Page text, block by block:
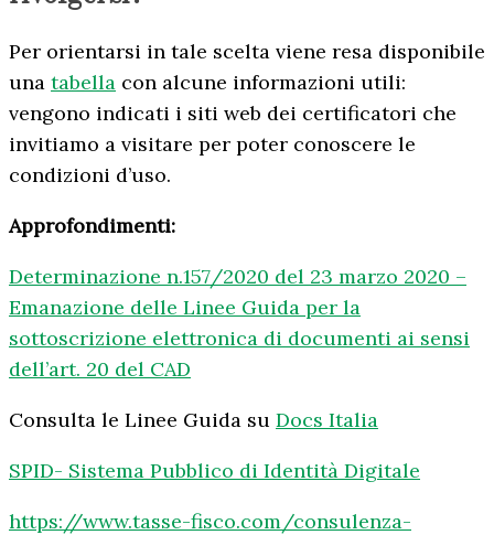
Per orientarsi in tale scelta viene resa disponibile
una tabella con alcune informazioni utili:
vengono indicati i siti web dei certificatori che
invitiamo a visitare per poter conoscere le
condizioni d’uso.
Approfondimenti:
Determinazione n.157/2020 del 23 marzo 2020 –
Emanazione delle Linee Guida per la
sottoscrizione elettronica di documenti ai sensi
dell’art. 20 del CAD
Consulta le Linee Guida su Docs Italia
SPID- Sistema Pubblico di Identità Digitale
https://www.tasse-fisco.com/consulenza-